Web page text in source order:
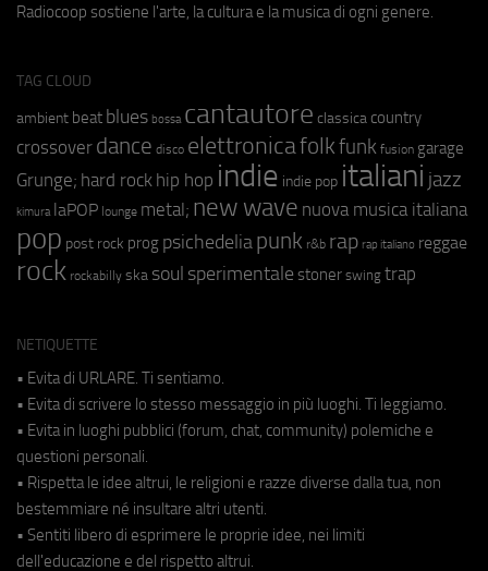
Radiocoop sostiene l'arte, la cultura e la musica di ogni genere.
TAG CLOUD
ambient beat blues bossa cantautore classica country
crossover dance disco elettronicafolkfunk fusion garage
Grunge; hard rock hip hop indie indie pop italiani jazz
kimura laPOP lounge metal; new wave nuova musica italiana
pop post rock prog psichedeliapunk r&b rap rap italiano reggae
rock rockabilly ska soul sperimentale stoner swing trap
NETIQUETTE
• Evita di URLARE. Ti sentiamo.
• Evita di scrivere lo stesso messaggio in più luoghi. Ti leggiamo.
• Evita in luoghi pubblici (forum, chat, community) polemiche e
questioni personali.
• Rispetta le idee altrui, le religioni e razze diverse dalla tua, non
bestemmiare né insultare altri utenti.
• Sentiti libero di esprimere le proprie idee, nei limiti
dell'educazione e del rispetto altrui.